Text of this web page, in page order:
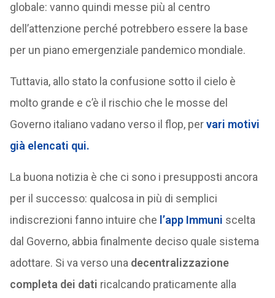
globale: vanno quindi messe più al centro
dell’attenzione perché potrebbero essere la base
per un piano emergenziale pandemico mondiale.
Tuttavia, allo stato la confusione sotto il cielo è
molto grande e c’è il rischio che le mosse del
Governo italiano vadano verso il flop, pervari motivi
già elencati qui.
La buona notizia è che ci sono i presupposti ancora
per il successo: qualcosa in più di semplici
indiscrezioni fanno intuire che l’app Immuni scelta
dal Governo, abbia finalmente deciso quale sistema
adottare. Si va verso una decentralizzazione
completa dei dati ricalcando praticamente alla